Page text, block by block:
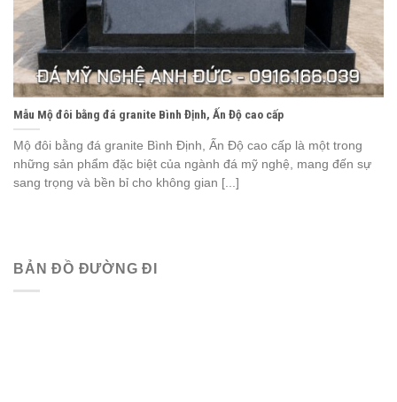
Mẫu Mộ đôi bằng đá granite Bình Định, Ấn Độ cao cấp
Mộ đôi bằng đá granite Bình Định, Ấn Độ cao cấp là một trong
những sản phẩm đặc biệt của ngành đá mỹ nghệ, mang đến sự
sang trọng và bền bỉ cho không gian [...]
BẢN ĐỒ ĐƯỜNG ĐI